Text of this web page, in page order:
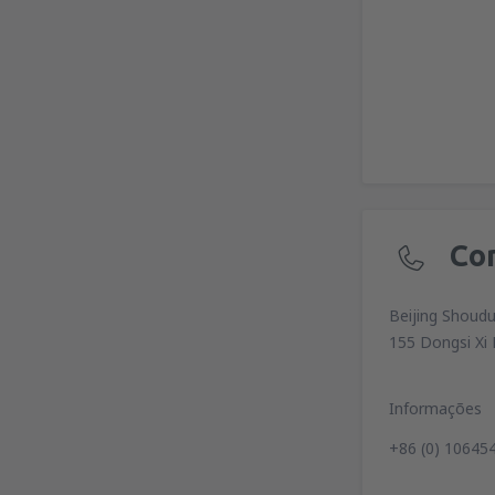
Beijing
155 Dongsi
Informações
+86 (0)